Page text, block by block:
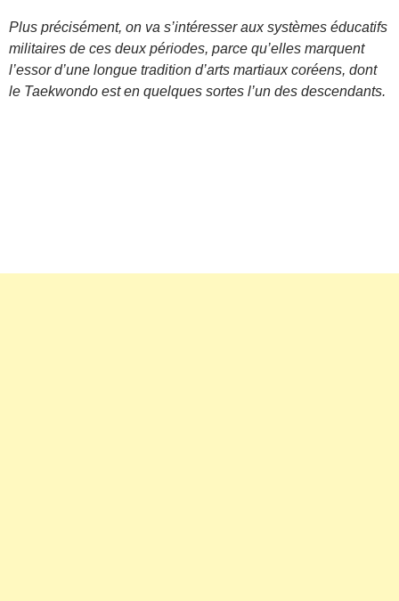
Plus précisément, on va s’intéresser aux systèmes éducatifs
militaires de ces deux périodes, parce qu’elles marquent
l’essor d’une longue tradition d’arts martiaux coréens, dont
le Taekwondo est en quelques sortes l’un des descendants.